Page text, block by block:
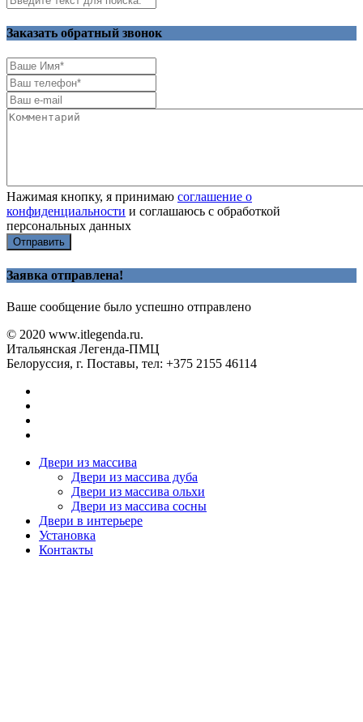
Заказать обратный звонок
Нажимая кнопку, я принимаю соглашение о
конфиденциальности и соглашаюсь с обработкой
персональных данных
Отправить
Заявка отправлена!
Ваше сообщение было успешно отправлено
© 2020 www.itlegenda.ru.
Итальянская Легенда-ПМЦ
Белоруссия, г. Поставы, тел: +375 2155 46114
Двери из массива
Двери из массива дуба
Двери из массива ольхи
Двери из массива сосны
Двери в интерьере
Установка
Контакты